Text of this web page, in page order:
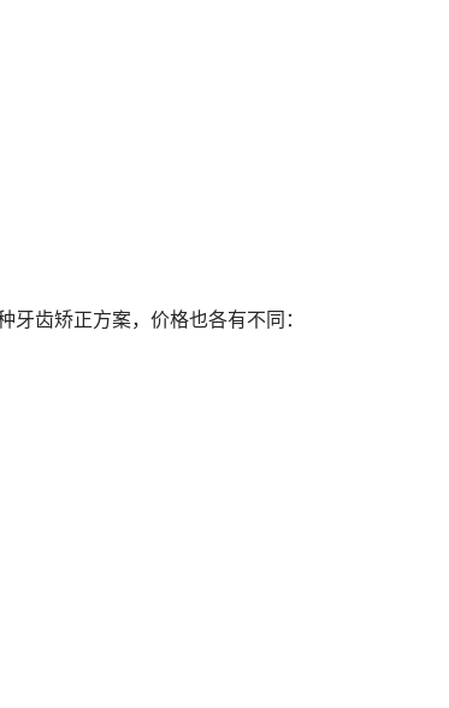
牙齿矫正方案，价格也各有不同：